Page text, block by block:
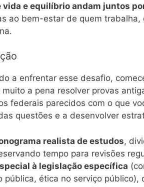
vida e equilíbrio andam juntos
ao bem-estar de quem
a enfrentar esse desafio,
a pena resolver provas
federais parecidos com o que
questões e a desenvolver
realista de estudos,
tempo para revisões
à legislação específica
pública, ética no serviço público),